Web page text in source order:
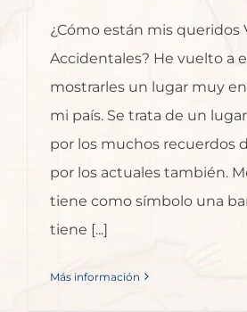
¿Cómo están mis queridos
Accidentales? He vuelto a
mostrarles un lugar muy
mi país. Se trata de un
por los muchos recuerdos
por los actuales también.
tiene como símbolo una
tiene [...]
Más información